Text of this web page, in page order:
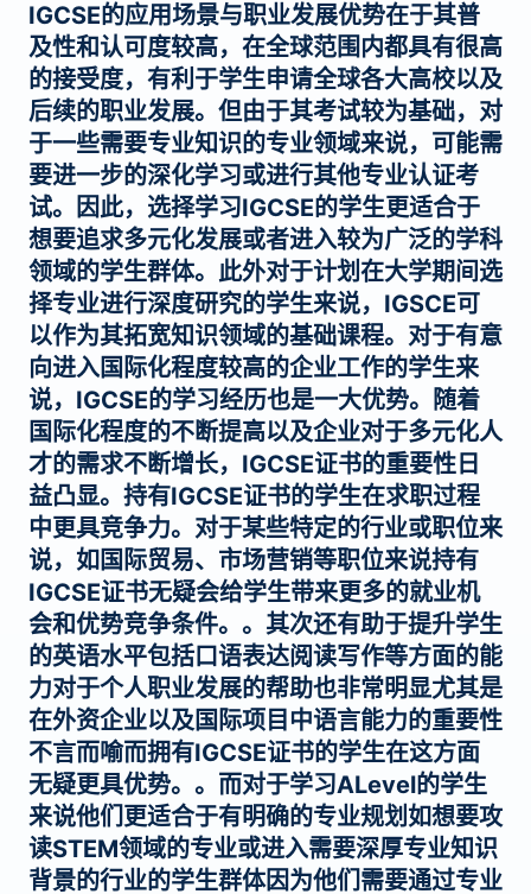
IGCSE的应用场景与职业发展优势在于其普
及性和认可度较高，在全球范围内都具有很高
的接受度，有利于学生申请全球各大高校以及
后续的职业发展。但由于其考试较为基础，对
于一些需要专业知识的专业领域来说，可能需
要进一步的深化学习或进行其他专业认证考
试。因此，选择学习IGCSE的学生更适合于
想要追求多元化发展或者进入较为广泛的学科
领域的学生群体。此外对于计划在大学期间选
择专业进行深度研究的学生来说，IGSCE可
以作为其拓宽知识领域的基础课程。对于有意
向进入国际化程度较高的企业工作的学生来
说，IGCSE的学习经历也是一大优势。随着
国际化程度的不断提高以及企业对于多元化人
才的需求不断增长，IGCSE证书的重要性日
益凸显。持有IGCSE证书的学生在求职过程
中更具竞争力。对于某些特定的行业或职位来
说，如国际贸易、市场营销等职位来说持有
IGCSE证书无疑会给学生带来更多的就业机
会和优势竞争条件。。其次还有助于提升学生
的英语水平包括口语表达阅读写作等方面的能
力对于个人职业发展的帮助也非常明显尤其是
在外资企业以及国际项目中语言能力的重要性
不言而喻而拥有IGCSE证书的学生在这方面
无疑更具优势。。而对于学习ALevel的学生
来说他们更适合于有明确的专业规划如想要攻
读STEM领域的专业或进入需要深厚专业知识
背景的行业的学生群体因为他们需要通过专业